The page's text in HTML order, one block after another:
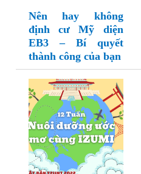
Nên hay không
định cư Mỹ diện
EB3 – Bí quyết
thành công của bạn